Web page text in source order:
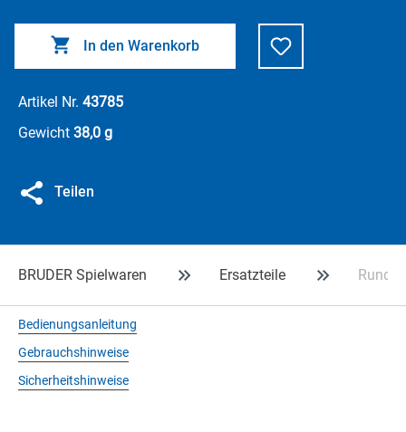
In den Warenkorb
Artikel Nr. 43785
Gewicht 38,0 g
Teilen
BRUDER Spielwaren Ersatzteile
Bedienungsanleitung
Gebrauchshinweise
Sicherheitshinweise